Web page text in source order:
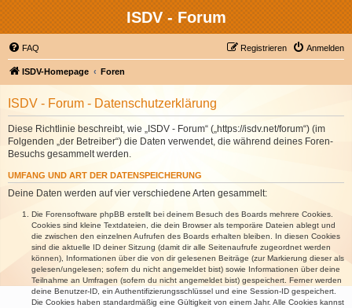
ISDV - Forum
FAQ Anmelden
Registrieren
ISDV-Homepage Foren
ISDV - Forum - Datenschutzerklärung
Diese Richtlinie beschreibt, wie „ISDV - Forum“ („https://isdv.net/forum“) (im
Folgenden „der Betreiber“) die Daten verwendet, die während deines Foren-
Besuchs gesammelt werden.
UMFANG UND ART DER DATENSPEICHERUNG
Deine Daten werden auf vier verschiedene Arten gesammelt:
Die Forensoftware phpBB erstellt bei deinem Besuch des Boards mehrere Cookies.
Cookies sind kleine Textdateien, die dein Browser als temporäre Dateien ablegt und
die zwischen den einzelnen Aufrufen des Boards erhalten bleiben. In diesen Cookies
sind die aktuelle ID deiner Sitzung (damit dir alle Seitenaufrufe zugeordnet werden
können), Informationen über die von dir gelesenen Beiträge (zur Markierung dieser als
gelesen/ungelesen; sofern du nicht angemeldet bist) sowie Informationen über deine
Teilnahme an Umfragen (sofern du nicht angemeldet bist) gespeichert. Ferner werden
deine Benutzer-ID, ein Authentifizierungsschlüssel und eine Session-ID gespeichert.
Die Cookies haben standardmäßig eine Gültigkeit von einem Jahr. Alle Cookies kannst